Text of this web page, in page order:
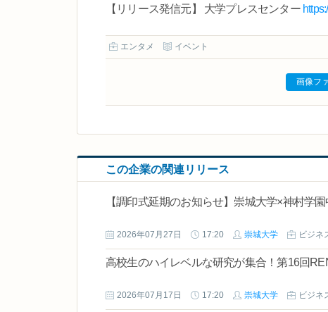
【リリース発信元】 大学プレスセンター
エンタメ イベント
画像フ
この企業の関連リリース
【調印式延期のお知らせ】崇城大学×神村学
2026年07月27日 17:20 崇城大学 ビジネ
高校生のハイレベルな研究が集合！第16回
2026年07月17日 17:20 崇城大学 ビジネ